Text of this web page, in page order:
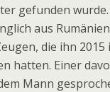
gefunden
aus
die ihn 2015
hatten. Einer
Mann